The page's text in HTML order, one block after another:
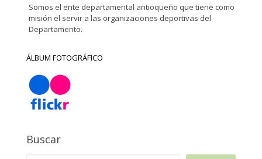
Somos el ente departamental antioqueño que tiene como
misión el servir a las organizaciones deportivas del
Departamento.
ÁLBUM FOTOGRÁFICO
Buscar